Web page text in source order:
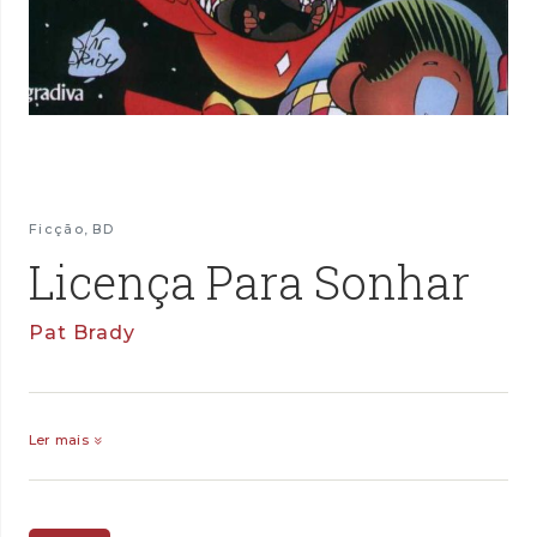
Ficção, BD
Licença Para Sonhar
Pat Brady
Ler mais